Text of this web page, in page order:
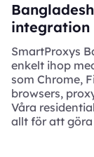
integration
SmartProxys
enkelt ihop
som Chrome,
browsers,
Våra
allt för att